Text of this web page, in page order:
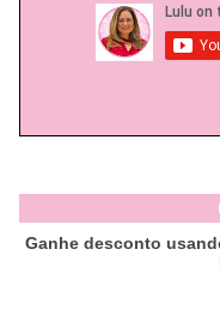
Ganhe desconto